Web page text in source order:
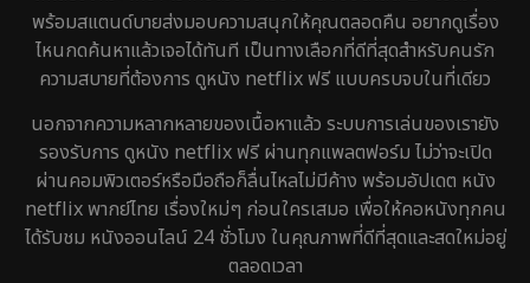
พร้อมสแตนด์บายส่งมอบความสนุกให้คุณตลอดคืน อยากดูเรื่อง
ไหนกดค้นหาแล้วเจอได้ทันที เป็นทางเลือกที่ดีที่สุดสำหรับคนรัก
ความสบายที่ต้องการ ดูหนัง netflix ฟรี แบบครบจบในที่เดียว
นอกจากความหลากหลายของเนื้อหาแล้ว ระบบการเล่นของเรายัง
รองรับการ ดูหนัง netflix ฟรี ผ่านทุกแพลตฟอร์ม ไม่ว่าจะเปิด
ผ่านคอมพิวเตอร์หรือมือถือก็ลื่นไหลไม่มีค้าง พร้อมอัปเดต หนัง
netflix พากย์ไทย เรื่องใหม่ๆ ก่อนใครเสมอ เพื่อให้คอหนังทุกคน
ได้รับชม หนังออนไลน์ 24 ชั่วโมง ในคุณภาพที่ดีที่สุดและสดใหม่อยู่
ตลอดเวลา